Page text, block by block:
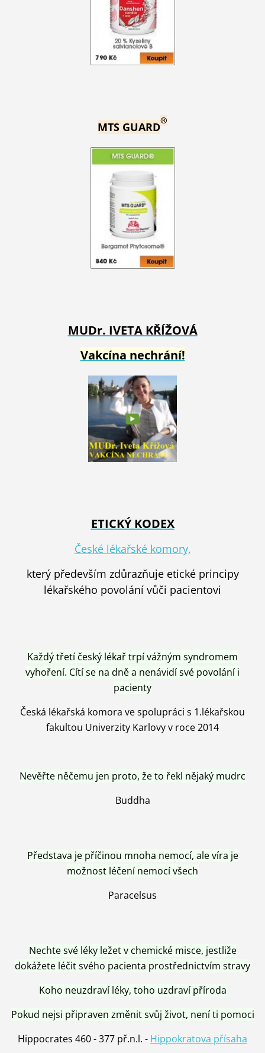
MTS GUARD®
MUDr. IVETA KŘÍŽOVÁ
Vakcína nechrání!
ETICKÝ KODEX
České lékařské komory,
který především zdůrazňuje etické principy
lékařského povolání vůči pacientovi
Každý třetí český lékař trpí vážným syndromem
vyhoření. Cítí se na dně a nenávidí své povolání i
pacienty
Česká lékařská komora ve spolupráci s 1.lékařskou
fakultou Univerzity Karlovy v roce 2014
Nevěřte něčemu jen proto, že to řekl nějaký mudrc
Buddha
Představa je příčinou mnoha nemocí, ale víra je
možnost léčení nemocí všech
Paracelsus
Nechte své léky ležet v chemické misce, jestliže
dokážete léčit svého pacienta prostřednictvím stravy
Koho neuzdraví léky, toho uzdraví příroda
Pokud nejsi připraven změnit svůj život, není ti pomoci
Hippocrates 460 - 377 př.n.l. - Hippokratova přísaha